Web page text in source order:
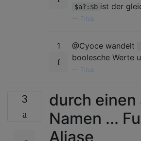
$a?:$b ist der
Titus
1 @Cyoce wandelt
boolesche Werte
Titus
3
durch einen
Namen ...
Aliase